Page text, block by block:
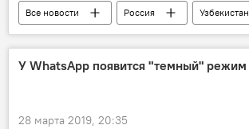
Все новости Россия
Узбекистан
режиссер
Центральная Азия
смерть известных людей
кино
У WhatsApp появится "темный" режим
28 марта 2019, 20:35